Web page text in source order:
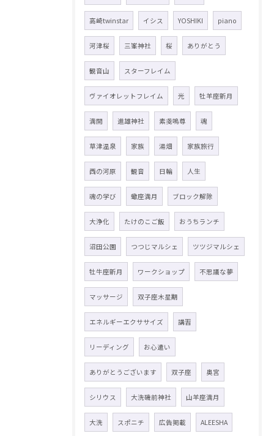
高崎twinstar イシス YOSHIKI piano
河津桜 三峯神社 桜 ありがとう
観音山 スターフレイム
ヴァイオレットフレイム 光 牡羊座新月
満開 進雄神社 素戔嗚尊 魂
草津温泉 家族 湯畑 家族旅行
西の河原 観音 日輪 人生
魂の学び 蠍座満月 ブロック解除
大浄化 たけのこご飯 おうちランチ
沼田公園 つつじマルシェ ツツジマルシェ
牡牛座新月 ワークショップ 不思議な夢
マッサージ 双子座木星期
エネルギーエクササイズ 講習
リーディング お心遣い
ありがとうございます 双子座 奥宮
シリウス 大洗磯前神社 山羊座満月
大洗 スポニチ 広告掲載 ALEESHA